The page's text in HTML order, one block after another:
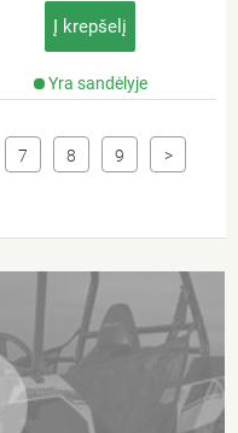
Į krepšelį
Yra sandėlyje
7 8 9
>